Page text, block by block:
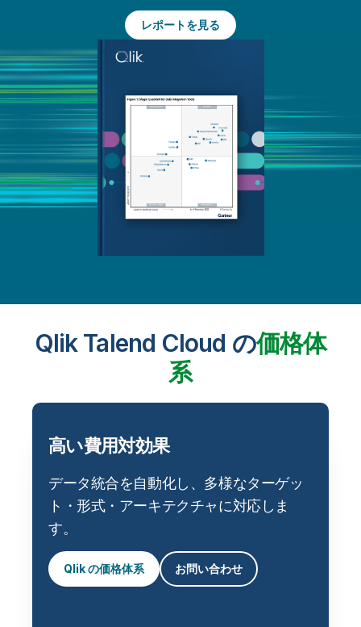
レポートを見る
Qlik Talend Cloud の価格体
系
高い費用対効果
データ統合を自動化し、多様なターゲッ
ト・形式・アーキテクチャに対応しま
す。
Qlik の価格体系 お問い合わせ